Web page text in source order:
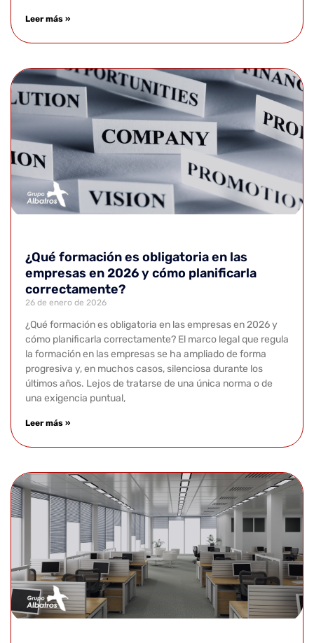
Leer más »
¿Qué formación es obligatoria en las
empresas en 2026 y cómo planificarla
correctamente?
26 de enero de 2026
¿Qué formación es obligatoria en las empresas en 2026 y
cómo planificarla correctamente? El marco legal que regula
la formación en las empresas se ha ampliado de forma
progresiva y, en muchos casos, silenciosa durante los
últimos años. Lejos de tratarse de una única norma o de
una exigencia puntual,
Leer más »